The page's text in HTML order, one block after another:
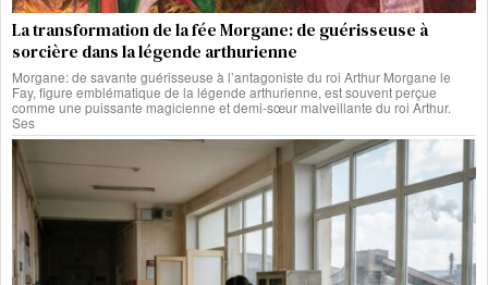
La transformation de la fée Morgane: de guérisseuse à
sorcière dans la légende arthurienne
Morgane: de savante guérisseuse à l’antagoniste du roi Arthur Morgane le
Fay, figure emblématique de la légende arthurienne, est souvent perçue
comme une puissante magicienne et demi-sœur malveillante du roi Arthur.
Ses